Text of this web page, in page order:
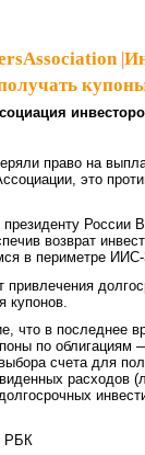
|
право на
это
России
возврат
в периметре ИИС-
купонов.
что в последнее
по облигациям
счета для
расходов
РБК